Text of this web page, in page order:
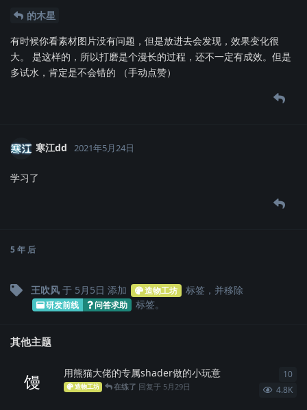
的木星
有时候你看素材图片没有问题，但是放进去会发现，效果变化很
大。 是这样的，所以打磨是个漫长的过程，还不一定有成效。但是
多试水，肯定是不会错的 （手动点赞）
寒江dd 2021年5月24日
学习了
5 年 后
王吹风 于 5月5日 添加 造物工坊 标签 ，并移除
研发前线 问答求助 标签。
其他主题
馒 用熊猫大佬的专属shader做的小玩意
造物工坊 在练了 回复于 5月29日 4.8K
10